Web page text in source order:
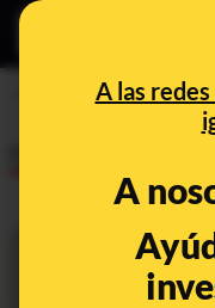
A las
A
Hospital de Talavera